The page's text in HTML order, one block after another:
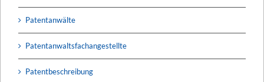
Patentanwälte
Patentanwaltsfachangestellte
Patentbeschreibung